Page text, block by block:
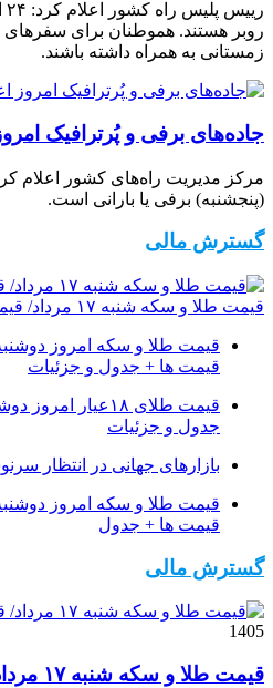
روبر هستند. هموطنان برای
زمستانی به همراه داشته باشند.
جاده‌های برفی و پُرترافیک
(پنجشنبه) برفی یا بارانی است.
گسترش مالی
قیمت طلا و سکه شنبه ۱۷ مرداد/ قیمت‌ها افزایشی
قیمت ها + جدول و جزئیات
جدول و جزئیات
بازارهای جهانی در انتظار
قیمت ها + جدول
گسترش مالی
1405
قیمت طلا و سکه شنبه ۱۷ مرداد/ قیمت‌ها افزایشی